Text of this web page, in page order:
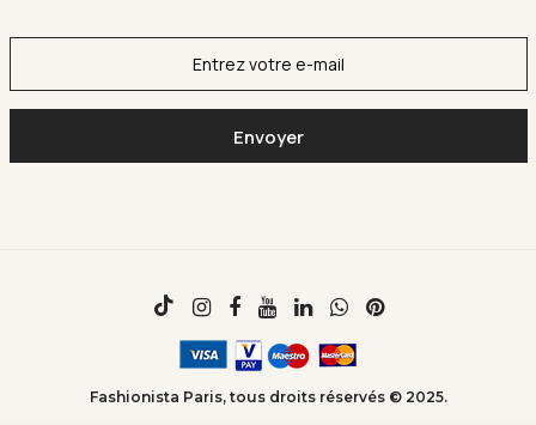
Fashionista Paris, tous droits réservés © 2025.